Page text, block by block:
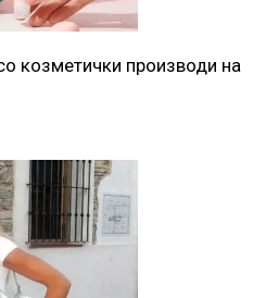
козметички производи на